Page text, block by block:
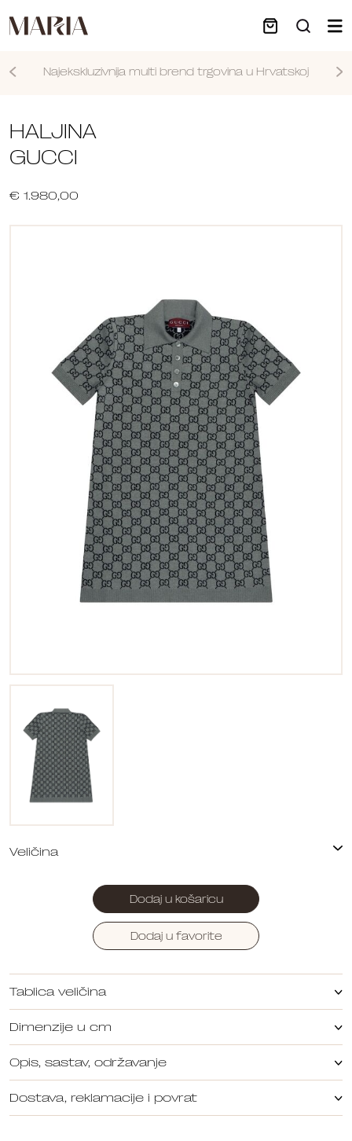
Najekskluzivnija multi brend trgovina u Hrvatskoj
HALJINA
GUCCI
€ 1.980,00
Dodaj u košaricu
Dodaj u favorite
Tablica veličina
Dimenzije u cm
Opis, sastav, održavanje
Dostava, reklamacije i povrat